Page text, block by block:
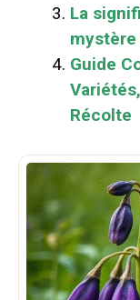
La
Guide
Récolte